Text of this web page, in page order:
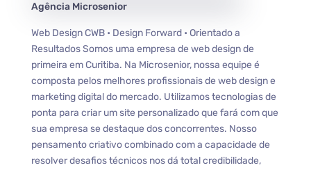
Agência Microsenior
Web Design CWB • Design Forward • Orientado a
Resultados Somos uma empresa de web design de
primeira em Curitiba. Na Microsenior, nossa equipe é
composta pelos melhores profissionais de web design e
marketing digital do mercado. Utilizamos tecnologias de
ponta para criar um site personalizado que fará com que
sua empresa se destaque dos concorrentes. Nosso
pensamento criativo combinado com a capacidade de
resolver desafios técnicos nos dá total credibilidade,